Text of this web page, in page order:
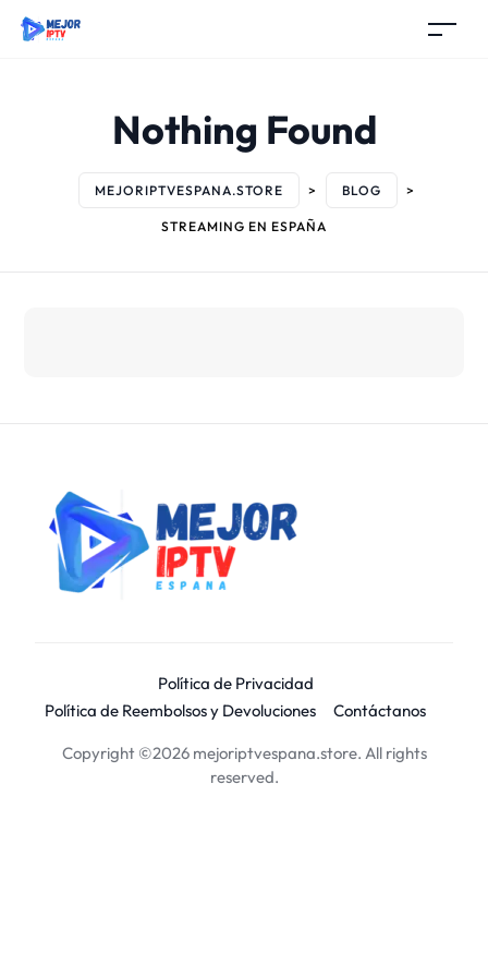
Nothing Found
MEJORIPTVESPANA.STORE > BLOG >
STREAMING EN ESPAÑA
Copyright ©2026 mejoriptvespana.store. All rights
reserved.
Política de Privacidad
Política de Reembolsos y Devoluciones
Contáctanos